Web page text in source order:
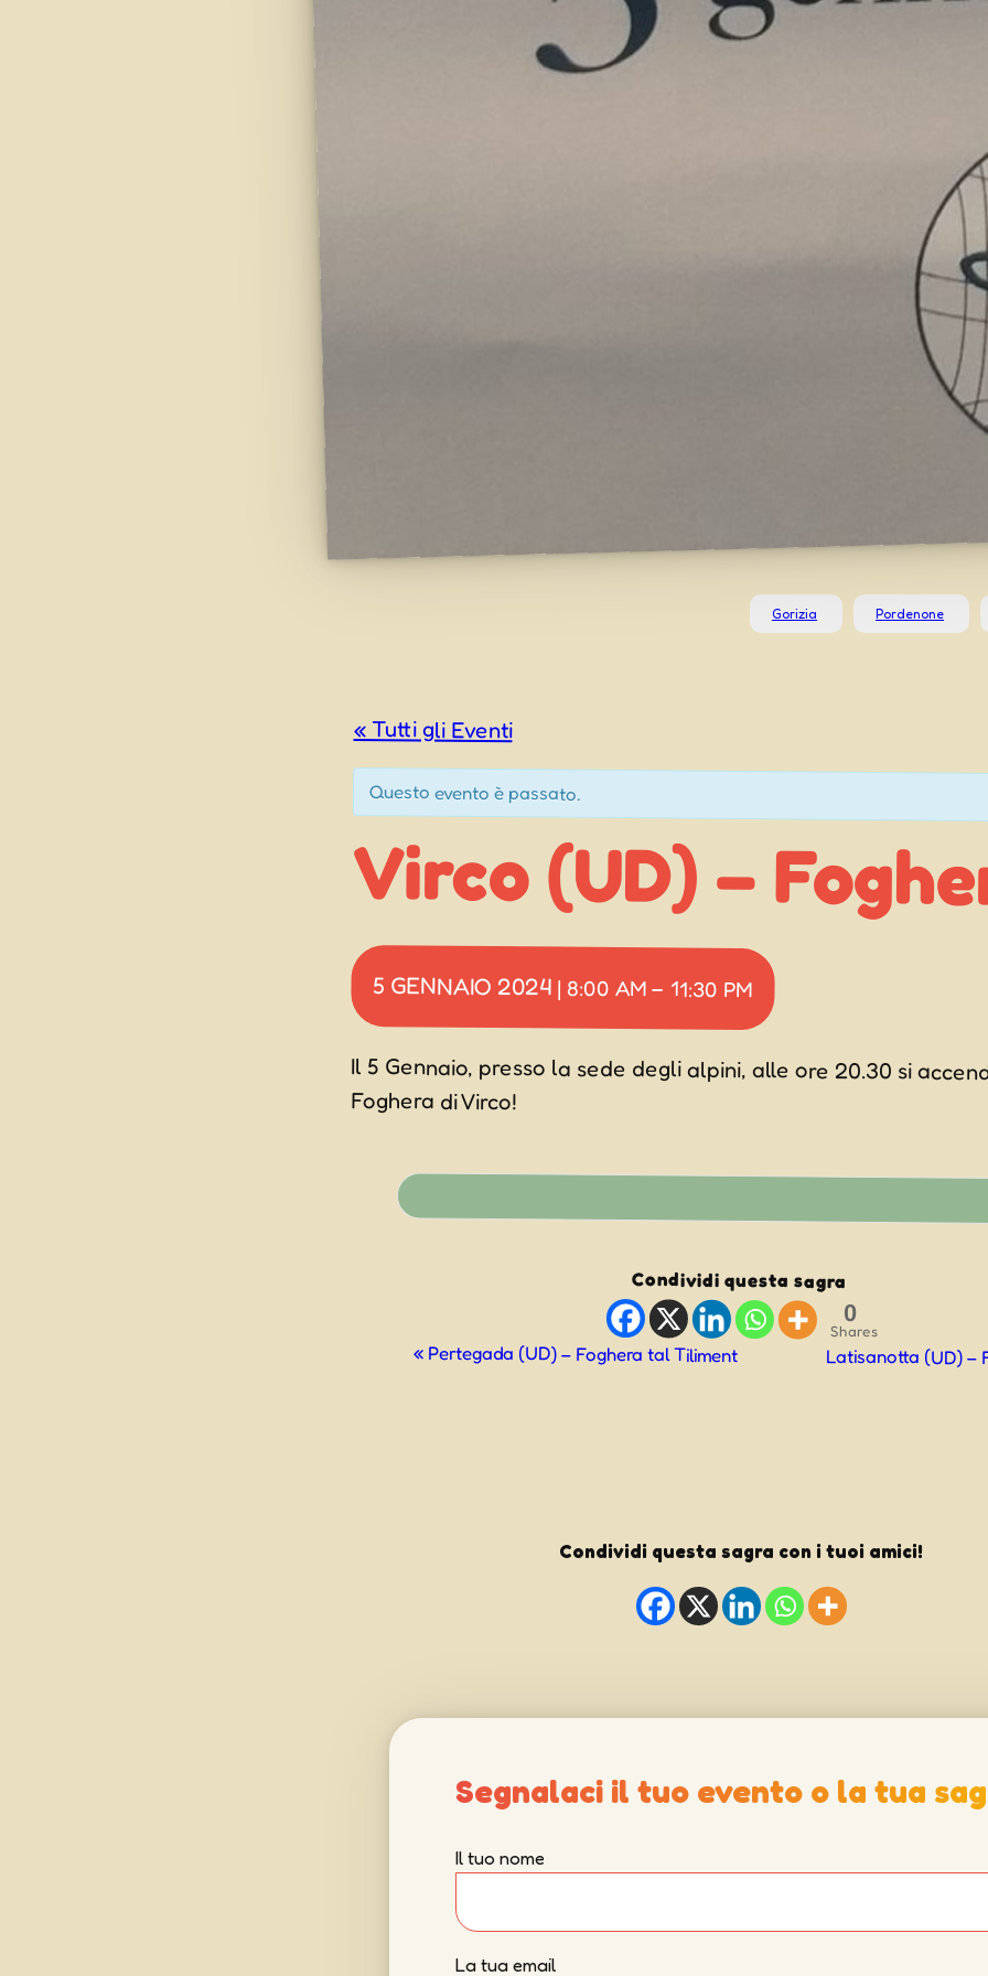
Gorizia Pordenone
« Tutti gli Eventi
Questo evento è passato.
Virco (UD) –
5 GENNAIO 2024 | 8:00 AM– 11:30 PM
Il 5 Gennaio, presso la sede degli alpini, alle ore 20.30 si
Foghera di Virco!
Condividi questa sagra
0
Shares
Evento
« Pertegada (UD) – Foghera tal Tiliment Latisanotta (UD) –
Condividi questa sagra con i tuoi amici!
Segnalaci il tuo evento o la tua
Il tuo nome
La tua email